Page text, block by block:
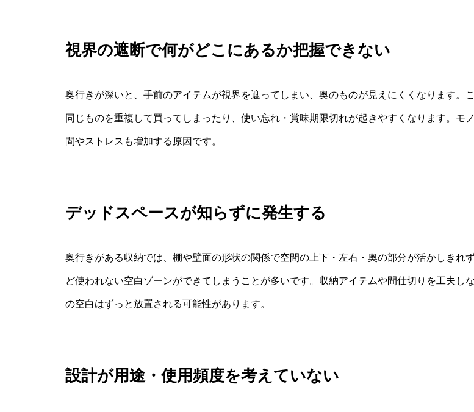
視界の遮断で何がどこにあるか把握できない
奥行きが深いと、手前のアイテムが視界を遮ってしまい、奥のものが見えにくくなります。
同じものを重複して買ってしまったり、使い忘れ・賞味期限切れが起きやすくなります。モ
間やストレスも増加する原因です。
デッドスペースが知らずに発生する
奥行きがある収納では、棚や壁面の形状の関係で空間の上下・左右・奥の部分が活かしきれ
ど使われない空白ゾーンができてしまうことが多いです。収納アイテムや間仕切りを工夫し
の空白はずっと放置される可能性があります。
設計が用途・使用頻度を考えていない